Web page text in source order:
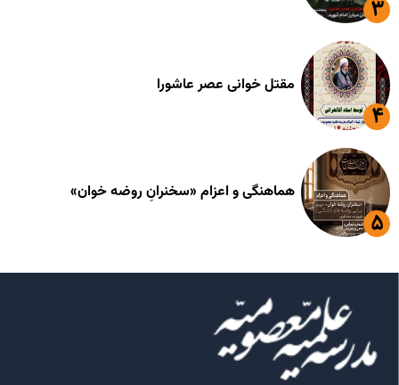
مقتل خوانی عصر عاشورا
هماهنگی و اعزام «سخنرانِ روضه خوان»